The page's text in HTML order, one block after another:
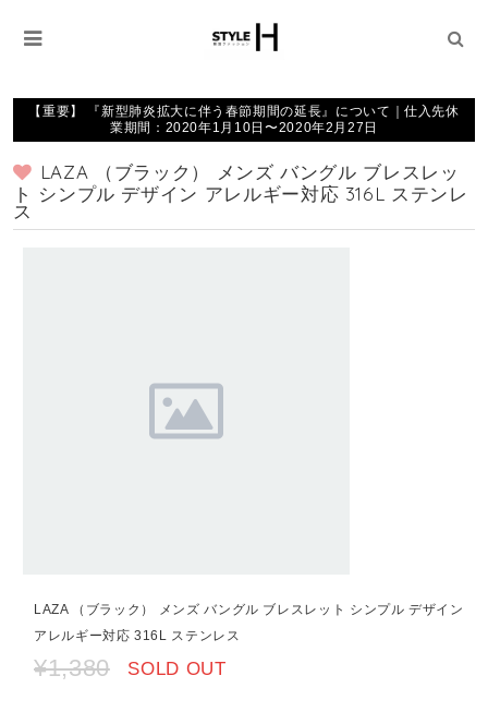
【重要】 『新型肺炎拡大に伴う春節期間の延長』について｜仕入先休
業期間：2020年1月10日〜2020年2月27日
LAZA （ブラック） メンズ バングル ブレスレッ
ト シンプル デザイン アレルギー対応 316L ステンレ
ス
LAZA （ブラック） メンズ バングル ブレスレット シンプル デザイン
アレルギー対応 316L ステンレス
¥1,380 SOLD OUT